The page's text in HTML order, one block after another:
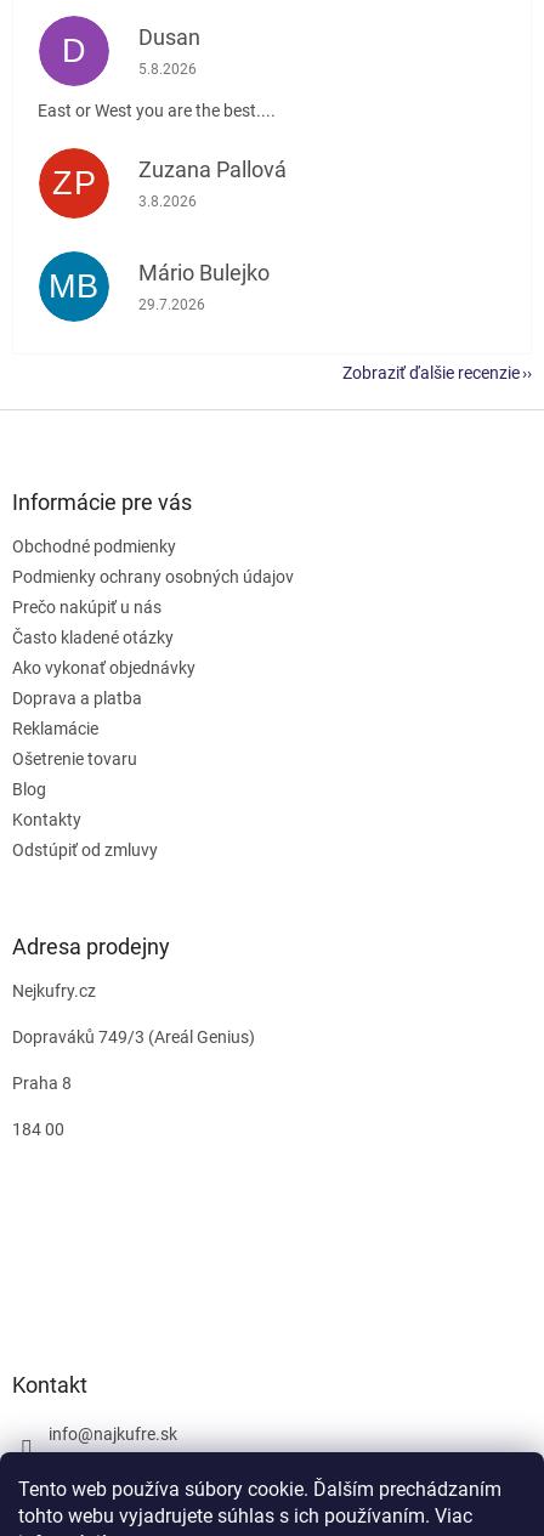
Tento web používa súbory cookie. Ďalším prechádzaním
tohto webu vyjadrujete súhlas s ich používaním. Viac
D Dusan
Hodnotenie obchodu je 5 z 5 hviezdičiek.
5.8.2026
East or West you are the best....
ZP Zuzana Pallová
Hodnotenie obchodu je 5 z 5 hviezdičiek.
3.8.2026
MB Mário Bulejko
Hodnotenie obchodu je 5 z 5 hviezdičiek.
29.7.2026
Zobraziť ďalšie recenzie
Informácie pre vás
Obchodné podmienky
Podmienky ochrany osobných údajov
Prečo nakúpiť u nás
Často kladené otázky
Ako vykonať objednávky
Doprava a platba
Reklamácie
Ošetrenie tovaru
Blog
Kontakty
Odstúpiť od zmluvy
Adresa prodejny
Nejkufry.cz
Dopraváků 749/3 (Areál Genius)
Praha 8
184 00
Kontakt
info@najkufre.sk
Facebook